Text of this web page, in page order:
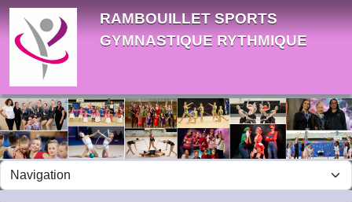
RAMBOUILLET SPORTS
GYMNASTIQUE RYTHMIQUE
Panneau de gestion des cookies